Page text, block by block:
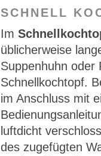
SCHNELL
Im
üblicherweise
Suppenhuhn oder
Schnellkochtopf.
im Anschluss mit
luftdicht
des zugefügten